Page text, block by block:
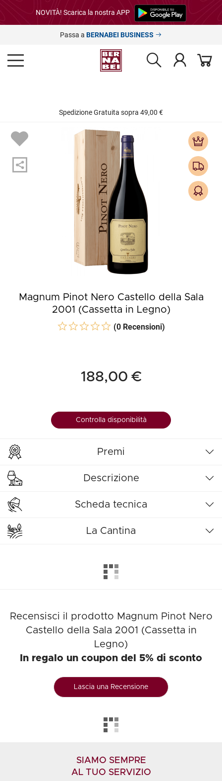
NOVITÀ! Scarica la nostra APP
Passa a BERNABEI BUSINESS
Spedizione Gratuita sopra 49,00 €
Magnum Pinot Nero Castello della Sala
2001 (Cassetta in Legno)
(0 Recensioni)
188,00 €
Controlla disponibilità
Premi
Descrizione
Scheda tecnica
La Cantina
Recensisci il prodotto Magnum Pinot Nero
Castello della Sala 2001 (Cassetta in
Legno)
In regalo un coupon del 5% di sconto
Lascia una Recensione
SIAMO SEMPRE
AL TUO SERVIZIO